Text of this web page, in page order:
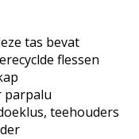
tas bevat
flessen
parpalu
teehouders